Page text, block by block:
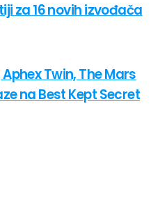
za 16 novih izvođača
Twin, The Mars
na Best Kept Secret